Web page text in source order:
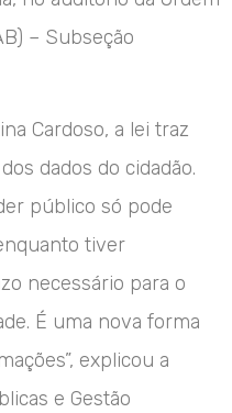
– Subseção
Cardoso, a lei traz
dados do cidadão.
público só pode
tiver
necessário para o
É uma nova forma
explicou a
e Gestão